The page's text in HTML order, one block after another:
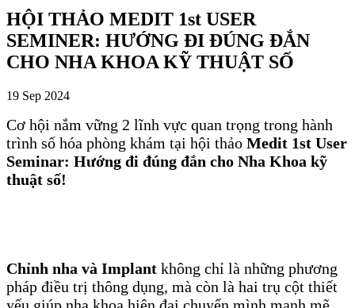
HỘI THẢO MEDIT 1st USER
SEMINER: HƯỚNG ĐI ĐÚNG ĐẮN
CHO NHA KHOA KỸ THUẬT SỐ
19 Sep 2024
Cơ hội nắm vững 2 lĩnh vực quan trọng trong hành
trình số hóa phòng khám tại hội thảo Medit 1st User
Seminar: Hướng đi đúng đắn cho Nha Khoa kỹ
thuật số!
Chỉnh nha và Implant không chỉ là những phương
pháp điều trị thông dụng, mà còn là hai trụ cột thiết